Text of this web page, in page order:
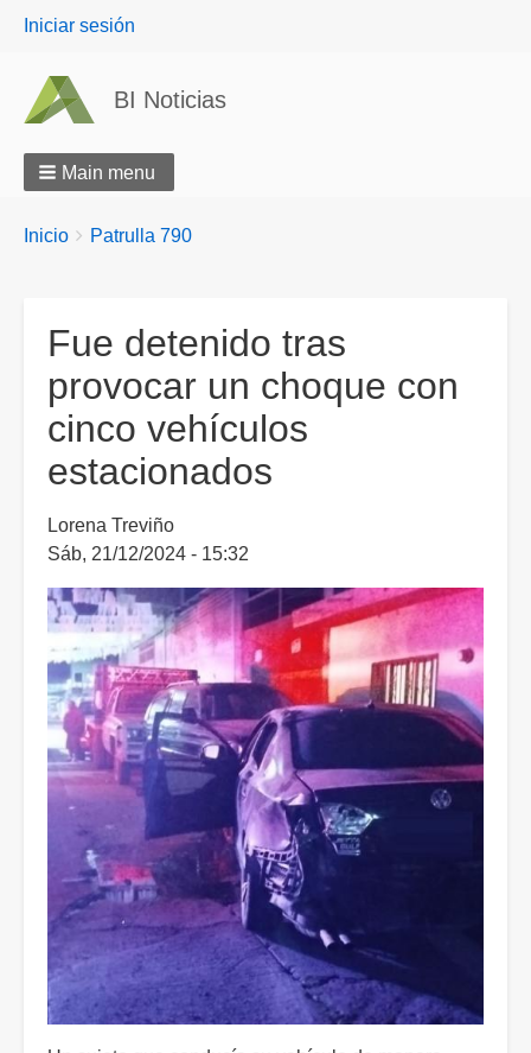
User
Iniciar sesión
BI Noticias
Main menu
Breadcrumbs
You
Inicio Patrulla 790
Fue detenido tras
provocar un choque con
cinco vehículos
estacionados
Lorena Treviño
Sáb, 21/12/2024 - 15:32